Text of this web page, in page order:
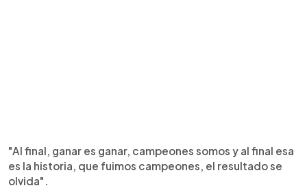
"Al final, ganar es ganar, campeones somos y al final esa
es la historia, que fuimos campeones, el resultado se
olvida".